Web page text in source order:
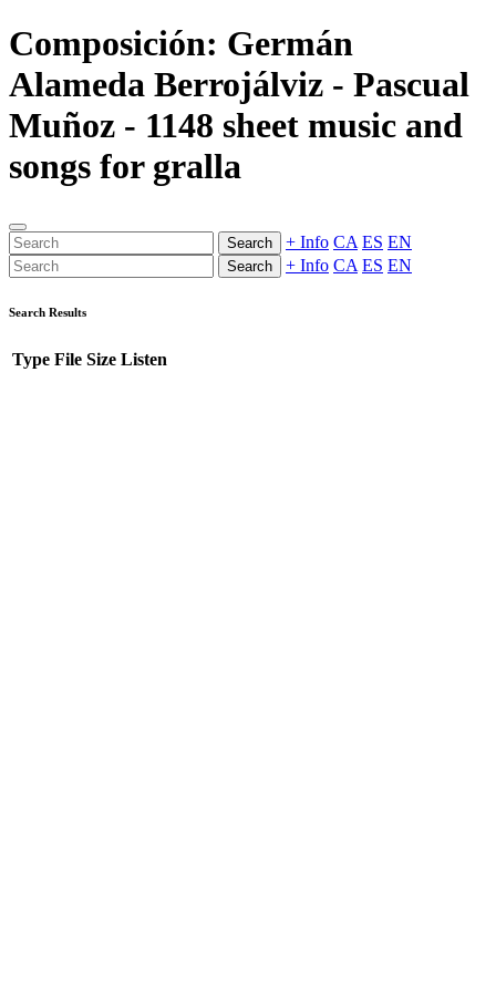
Composición: Germán
Alameda Berrojálviz - Pascual
Muñoz - 1148 sheet music and
songs for gralla
Search + Info CA ES EN
Search + Info CA ES EN
Search Results
Type File Size Listen